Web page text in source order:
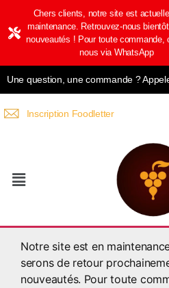
Chers clients, notre site est
maintenance. Retrouvez-nous
nouveautés ! Pour toute commande,
nous via WhatsApp
Une question, une commande ?
Inscription Foodletter
Notre site est en
serons de retour
nouveautés. Pour toute